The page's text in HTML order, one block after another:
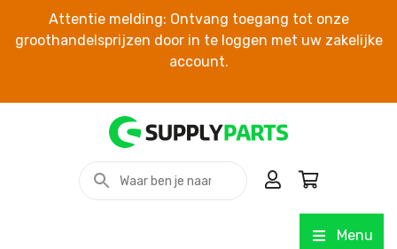
Attentie melding: Ontvang toegang tot onze
groothandelsprijzen door in te loggen met uw zakelijke
account.
Menu